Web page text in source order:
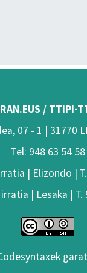
/ TTIPI-
07 - 1 | 31770
Tel: 948 63 54 58
| Elizondo |
| Lesaka | T.